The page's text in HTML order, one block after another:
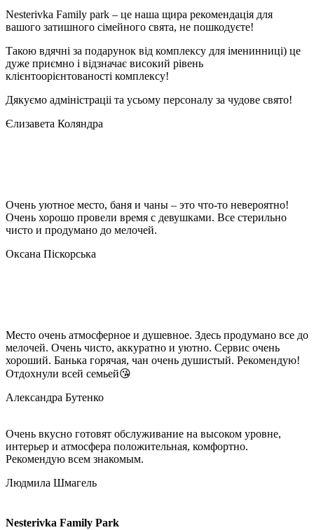
Nesterivka Family park – це наша щира рекомендація для
вашого затишного сімейного свята, не пошкодуєте!
Такою вдячні за подарунок від комплексу для іменинниці) це
дуже приємно і відзначає високий рівень
клієнтоорієнтованості комплексу!
Дякуємо адміністраціі та усьому персоналу за чудове свято!
Єлизавета Коляндра
Очень уютное место, баня и чаны – это что-то невероятно!
Очень хорошо провели время с девушками. Все стерильно
чисто и продумано до мелочей.
Оксана Піскорська
Место очень атмосферное и душевное. Здесь продумано все до
мелочей. Очень чисто, аккуратно и уютно. Сервис очень
хороший. Банька горячая, чан очень душистый. Рекомендую!
Отдохнули всей семьей😘
Александра Бутенко
Очень вкусно готовят обслуживание на высоком уровне,
интерьер и атмосфера положительная, комфортно.
Рекомендую всем знакомым.
Людмила Шмагель
Nesterivka Family Park